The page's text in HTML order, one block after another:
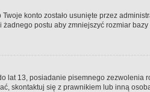
konto zostało usunięte przez
postu aby zmniejszyć rozmiar
lat 13, posiadanie pisemnego zezwolenia
skontaktuj się z prawnikiem lub inną